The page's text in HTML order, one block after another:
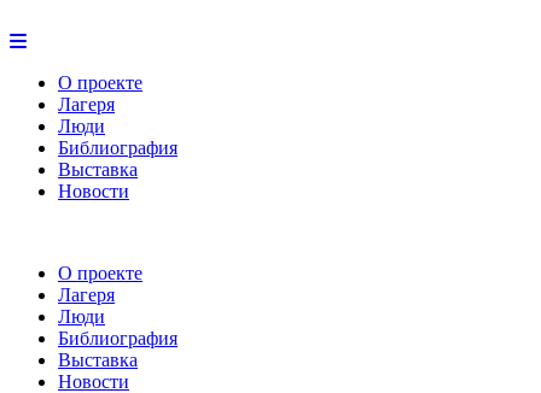
О проекте
Лагеря
Люди
Библиография
Выставка
Новости
О проекте
Лагеря
Люди
Библиография
Выставка
Новости